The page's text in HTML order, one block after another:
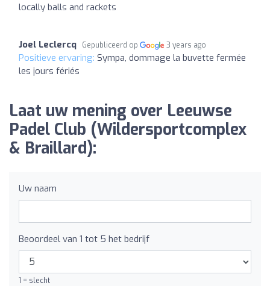
locally balls and rackets
Joel Leclercq Gepubliceerd op 3 years ago
Positieve ervaring: Sympa, dommage la buvette fermée
les jours fériés
Laat uw mening over Leeuwse
Padel Club (Wildersportcomplex
& Braillard):
Uw naam
Beoordeel van 1 tot 5 het bedrijf
1 = slecht